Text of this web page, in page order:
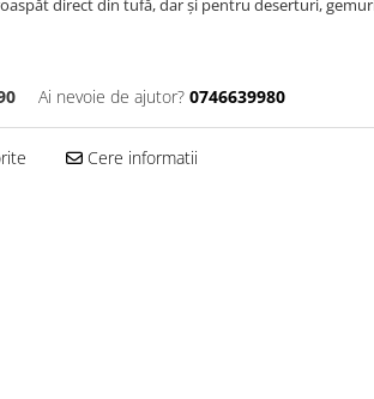
direct din tufă, dar și pentru deserturi,
Ai nevoie de ajutor? 0746639980
Cere informatii